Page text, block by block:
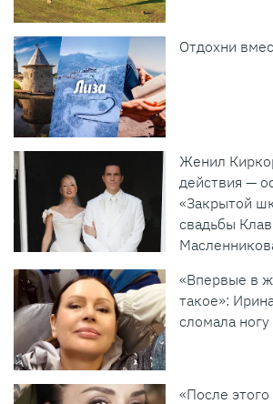
Отдохни
Женил
действия —
«Закрытой
свадьбы
«Впервые в
такое»:
сломала ногу
«После